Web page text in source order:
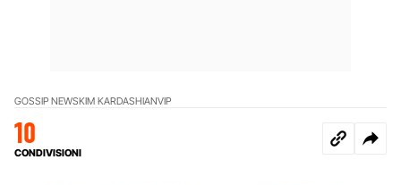
GOSSIP NEWSKIM KARDASHIANVIP
10
CONDIVISIONI